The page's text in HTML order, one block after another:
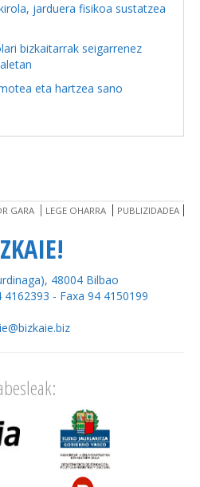
jarduera fisikoa sustatzea
bizkaitarrak seigarrenez
eta hartzea sano
GARA LEGE OHARRA PUBLIZIDADEA
48004 Bilbao
4162393 - Faxa 94 4150199